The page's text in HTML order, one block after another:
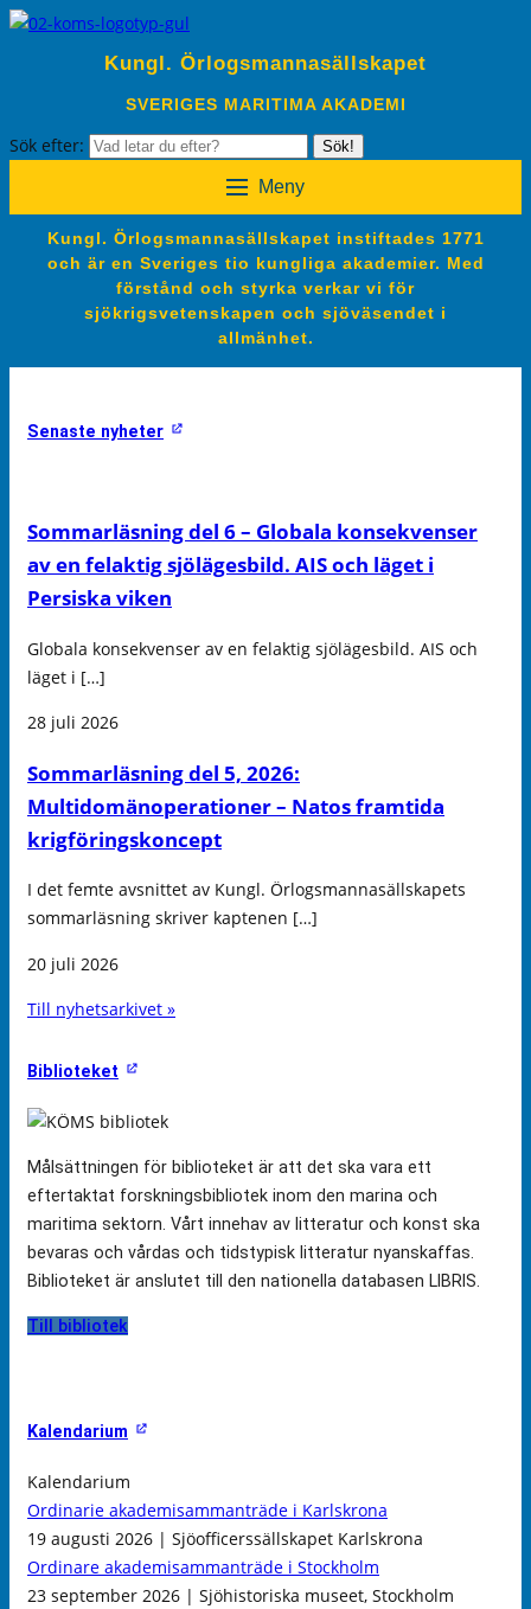
Kungl. Örlogsmannasällskapet
SVERIGES MARITIMA AKADEMI
Sök efter: Sök!
Meny
Kungl. Örlogsmannasällskapet instiftades 1771
och är en Sveriges tio kungliga akademier. Med
förstånd och styrka verkar vi för
sjökrigsvetenskapen och sjöväsendet i
allmänhet.
Senaste nyheter
Sommarläsning del 6 – Globala konsekvenser
av en felaktig sjölägesbild. AIS och läget i
Persiska viken
Globala konsekvenser av en felaktig sjölägesbild. AIS och
läget i […]
28 juli 2026
Sommarläsning del 5, 2026:
Multidomänoperationer – Natos framtida
krigföringskoncept
I det femte avsnittet av Kungl. Örlogsmannasällskapets
sommarläsning skriver kaptenen […]
20 juli 2026
Till nyhetsarkivet »
Biblioteket
Målsättningen för biblioteket är att det ska vara ett
eftertaktat forskningsbibliotek inom den marina och
maritima sektorn. Vårt innehav av litteratur och konst ska
bevaras och vårdas och tidstypisk litteratur nyanskaffas.
Biblioteket är anslutet till den nationella databasen LIBRIS.
Till bibliotek
Kalendarium
Kalendarium
Ordinarie akademisammanträde i Karlskrona
19 augusti 2026 | Sjöofficerssällskapet Karlskrona
Ordinare akademisammanträde i Stockholm
23 september 2026 | Sjöhistoriska museet, Stockholm